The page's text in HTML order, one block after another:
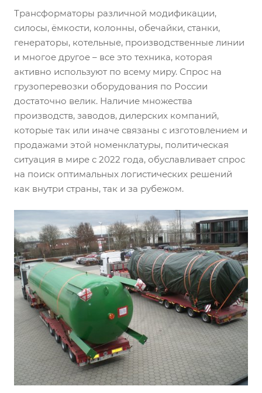
Трансформаторы различной модификации,
силосы, ёмкости, колонны, обечайки, станки,
генераторы, котельные, производственные линии
и многое другое – все это техника, которая
активно используют по всему миру. Спрос на
грузоперевозки оборудования по России
достаточно велик. Наличие множества
производств, заводов, дилерских компаний,
которые так или иначе связаны с изготовлением и
продажами этой номенклатуры, политическая
ситуация в мире с 2022 года, обуславливает спрос
на поиск оптимальных логистических решений
как внутри страны, так и за рубежом.